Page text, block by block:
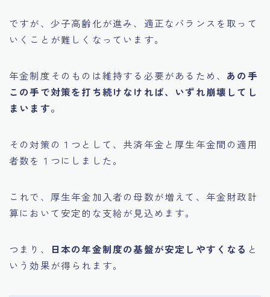
ですが、少子高齢化が進み、適正なバランスを取って
いくことが難しくなっています。
年金制度そのものは維持する必要があるため、 あの手
この手で対策を打ち続けなければ、いずれ崩壊してし
まいます。
その対策の１つとして、共済年金と厚生年金間の適用
者数を１つにしました。
これで、厚生年金加入者の母数が増えて、年金財政計
算において安定的な支給が見込めます。
つまり、 日本の年金制度の基盤が安定しやすくなる と
いう効果が得られます。